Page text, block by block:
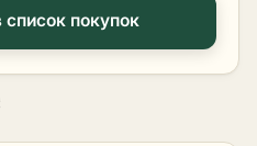
покупок